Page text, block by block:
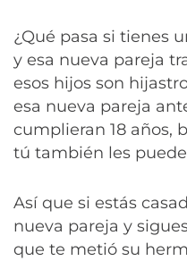
¿Qué pasa si tienes
y esa nueva pareja
esos hijos son
esa nueva pareja
cumplieran 18 años,
tú también les
Así que si estás
nueva pareja y
que te metió su